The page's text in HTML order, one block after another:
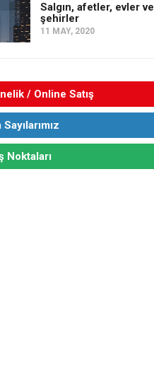
Salgın, afetler, evler ve
şehirler
11 MAY, 2020
/ Online Satış
Noktaları